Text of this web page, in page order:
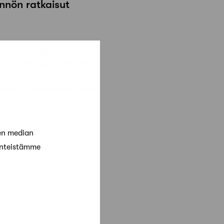
median
ratkaisut
Rakenteiden
liittyvät
on jakaa tätä tietoa